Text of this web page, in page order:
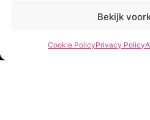
Bekijk
Cookie PolicyPrivacy Policy